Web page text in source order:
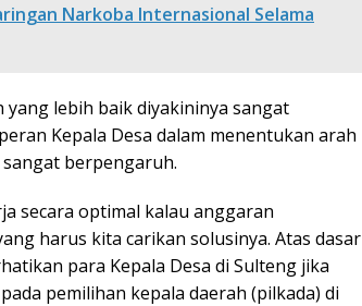
Narkoba Internasional Selama
lebih baik diyakininya sangat
Kepala Desa dalam menentukan arah
berpengaruh.
secara optimal kalau anggaran
harus kita carikan solusinya. Atas dasar
para Kepala Desa di Sulteng jika
pemilihan kepala daerah (pilkada) di